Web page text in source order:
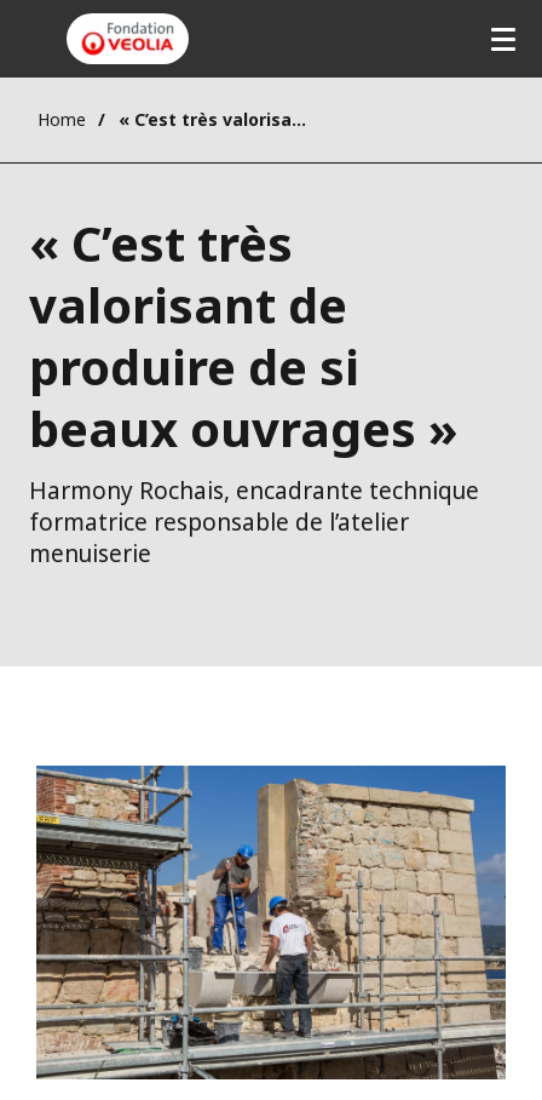
Home « C’est très valorisant de produire de si beaux ouvrages »
« C’est très
valorisant de
produire de si
beaux ouvrages »
Harmony Rochais, encadrante technique
formatrice responsable de l’atelier
menuiserie